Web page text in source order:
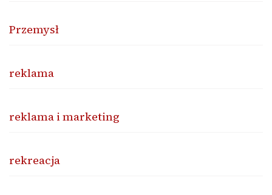
Przemysł
reklama
reklama i marketing
rekreacja